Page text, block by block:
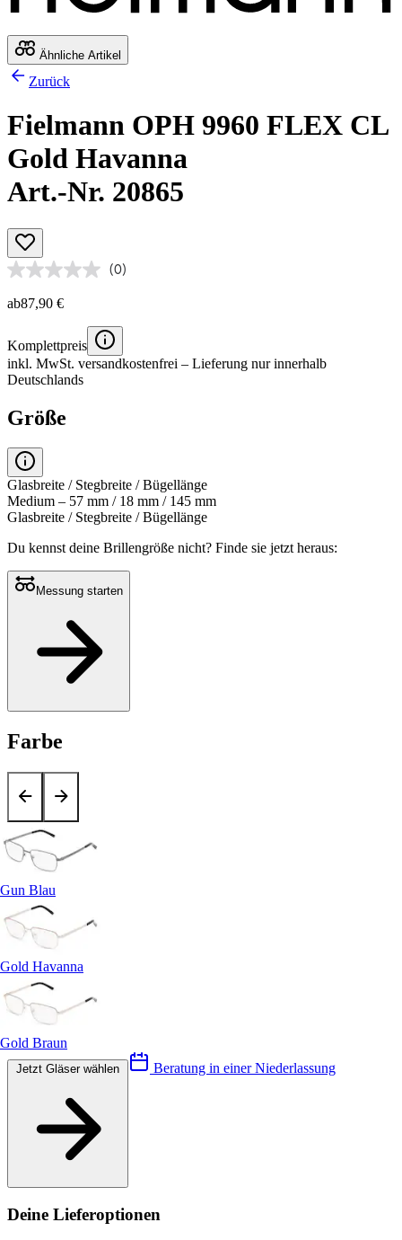
Ähnliche Artikel
Zurück
Fielmann OPH 9960 FLEX CL
Gold Havanna
Art.-Nr. 20865
(0)
ab87,90 €
Komplettpreis
inkl. MwSt. versandkostenfrei – Lieferung nur innerhalb
Deutschlands
Größe
Glasbreite / Stegbreite / Bügellänge
Medium – 57 mm / 18 mm / 145 mm
Glasbreite / Stegbreite / Bügellänge
Du kennst deine Brillengröße nicht? Finde sie jetzt heraus:
Messung starten
Farbe
Gun Blau
Gold Havanna
Gold Braun
Beratung in einer Niederlassung
Deine Lieferoptionen